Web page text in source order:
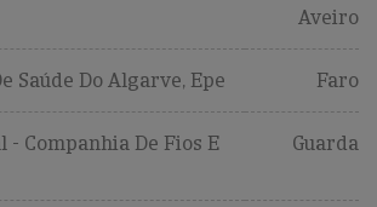
Aveiro
Saúde Do Algarve, Epe Faro
- Companhia De Fios E
Guarda